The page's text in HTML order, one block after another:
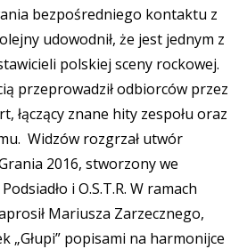
bezpośredniego kontaktu z
udowodnił, że jest jednym z
polskiej sceny rockowej.
przeprowadził odbiorców przez
łączący znane hity zespołu oraz
Widzów rozgrzał utwór
2016, stworzony we
i O.S.T.R. W ramach
Mariusza Zarzecznego,
„Głupi” popisami na harmonijce